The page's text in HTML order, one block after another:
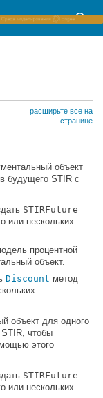
расширьте все на
странице
объект
будущего STIR с
STIRFuture
или нескольких
процентной
объект.
Discount метод
объект для одного
чтобы
этого
STIRFuture
или нескольких